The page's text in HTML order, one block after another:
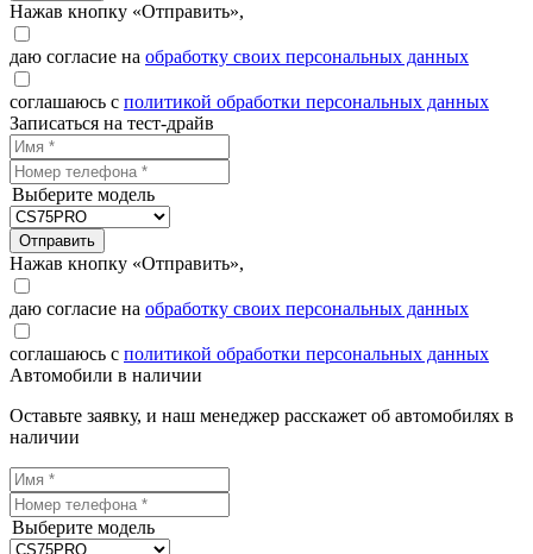
Нажав кнопку «Отправить»,
даю согласие на обработку своих персональных данных
соглашаюсь с политикой обработки персональных данных
Записаться на тест-драйв
Выберите модель
Отправить
Нажав кнопку «Отправить»,
даю согласие на обработку своих персональных данных
соглашаюсь с политикой обработки персональных данных
Автомобили в наличии
Оставьте заявку, и наш менеджер расскажет об автомобилях в
наличии
Выберите модель